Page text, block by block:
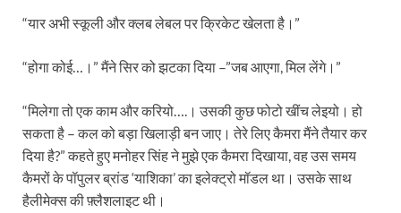
“यार अभी स्कूली और क्लब लेबल पर क्रिकेट खेलता है।”
“होगा कोई…।” मैंने सिर को झटका दिया –”जब आएगा, मिल लेंगे।”
“मिलेगा तो एक काम और करियो….। उसकी कुछ फोटो खींच लेइयो। हो
सकता है – कल को बड़ा खिलाड़ी बन जाए। तेरे लिए कैमरा मैंने तैयार कर
दिया है?” कहते हुए मनोहर सिंह ने मुझे एक कैमरा दिखाया, वह उस समय
कैमरों के पॉपुलर ब्रांड ‘याशिका’ का इलेक्ट्रो मॉडल था। उसके साथ
हैलीमेक्स की फ़्लैशलाइट थी।